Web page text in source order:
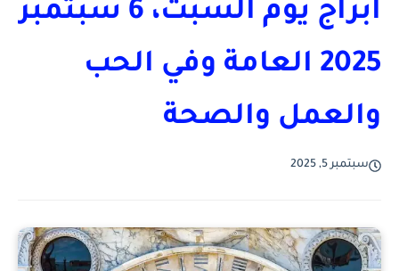
أبراج يوم السبت، 6 سبتمبر
2025 العامة وفي الحب
والعمل والصحة
سبتمبر 5, 2025